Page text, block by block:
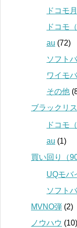
ドコモ
ドコモ
au (72)
ソフト
ワイモ
その他
ブラックリ
ドコモ
au (1)
買い回り（
UQモバ
ソフト
MVNO弾 (2)
ノウハウ (10)